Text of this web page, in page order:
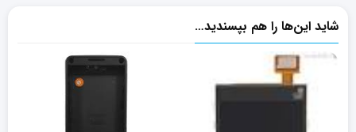
شاید این‌ها را هم بپسندید…